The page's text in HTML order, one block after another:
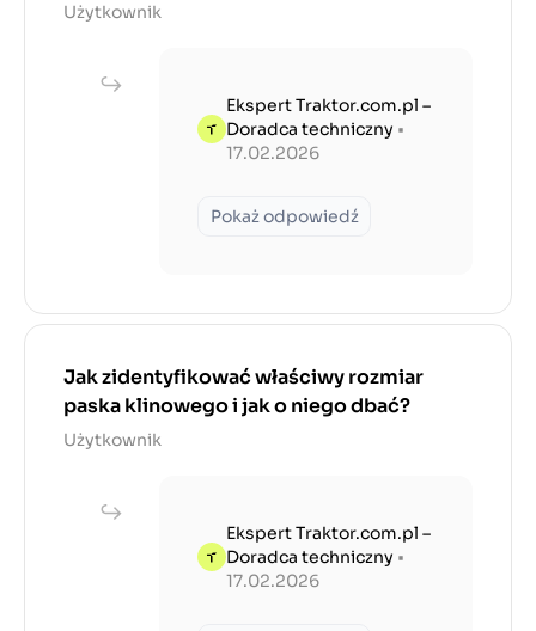
Użytkownik
Ekspert Traktor.com.pl –
Doradca techniczny •
17.02.2026
Pokaż odpowiedź
Jak zidentyfikować właściwy rozmiar
paska klinowego i jak o niego dbać?
Użytkownik
Ekspert Traktor.com.pl –
Doradca techniczny •
17.02.2026